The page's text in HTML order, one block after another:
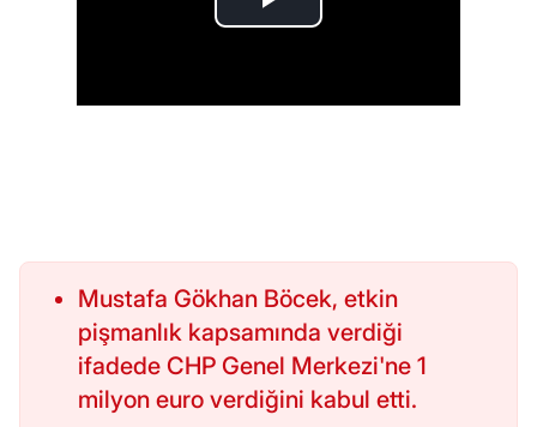
Mustafa Gökhan Böcek, etkin
pişmanlık kapsamında verdiği
ifadede CHP Genel Merkezi'ne 1
milyon euro verdiğini kabul etti.